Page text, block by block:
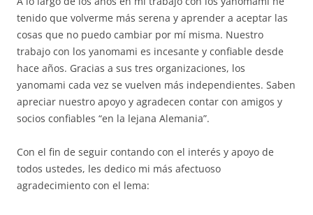
tenido que volverme más serena y aprender a aceptar las
cosas que no puedo cambiar por mí misma. Nuestro
trabajo con los yanomami es incesante y confiable desde
hace años. Gracias a sus tres organizaciones, los
yanomami cada vez se vuelven más independientes. Saben
apreciar nuestro apoyo y agradecen contar con amigos y
socios confiables “en la lejana Alemania”.
Con el fin de seguir contando con el interés y apoyo de
todos ustedes, les dedico mi más afectuoso
agradecimiento con el lema: